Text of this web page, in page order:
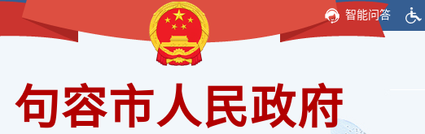
智能问答
句容市人民政府